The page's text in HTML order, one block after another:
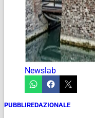
Newslab
PUBBLIREDAZIONALE